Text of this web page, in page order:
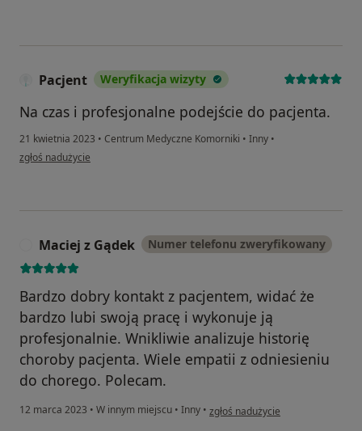
Pacjent Weryfikacja wizyty
Na czas i profesjonalne podejście do pacjenta.
21 kwietnia 2023 • Centrum Medyczne Komorniki • Inny •
w opinii użytkownika Pacjent
zgłoś nadużycie
Maciej z Gądek Numer telefonu zweryfikowany
Bardzo dobry kontakt z pacjentem, widać że
bardzo lubi swoją pracę i wykonuje ją
profesjonalnie. Wnikliwie analizuje historię
choroby pacjenta. Wiele empatii z odniesieniu
do chorego. Polecam.
12 marca 2023 • W innym miejscu • Inny • w opinii użytkownika Maciej z
zgłoś nadużycie